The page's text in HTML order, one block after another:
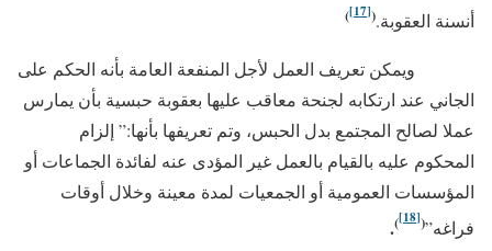
أنسنة العقوبة.(
[17]
)
ويمكن تعريف العمل لأجل المنفعة العامة بأنه الحكم على
الجاني عند ارتكابه لجنحة معاقب عليها بعقوبة حبسية بأن يمارس
عملا لصالح المجتمع بدل الحبس، وتم تعريفها بأنها:” إلزام
المحكوم عليه بالقيام بالعمل غير المؤدى عنه لفائدة الجماعات أو
المؤسسات العمومية أو الجمعيات لمدة معينة وخلال أوقات
فراغه”(
[18]
)
.